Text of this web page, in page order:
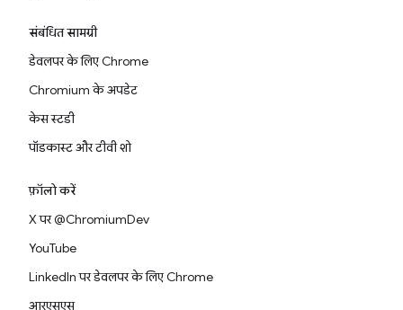
संबंधित सामग्री
डेवलपर के लिए Chrome
Chromium के अपडेट
केस स्टडी
पॉडकास्ट और टीवी शो
फ़ॉलो करें
X पर @ChromiumDev
YouTube
LinkedIn पर डेवलपर के लिए Chrome
आरएसएस